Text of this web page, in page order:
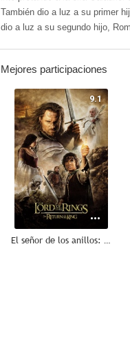
También dio a luz a su primer
dio a luz a su segundo hijo,
Mejores participaciones
9.1
El señor de los anillos: El retorno del rey